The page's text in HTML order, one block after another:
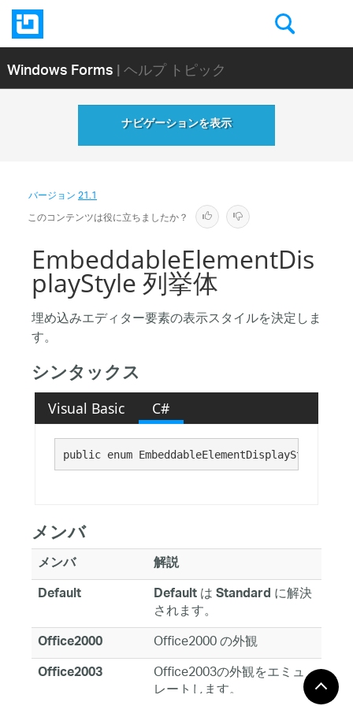
Windows Forms| ヘルプ トピック
ナビゲーションを表示
バージョン21.1
このコンテンツは役に立ちましたか？
EmbeddableElementDis
playStyle 列挙体
埋め込みエディター要素の表示スタイルを決定しま
す。
シンタックス
Visual Basic C#
public enum EmbeddableElementDisplayStyle :
メンバ
メンバ
解説
Default
DefaultはStandardに解決
されます。
Office2000 Office2000 の外観
Office2003 Office2003の外観をエミュ
レートします。